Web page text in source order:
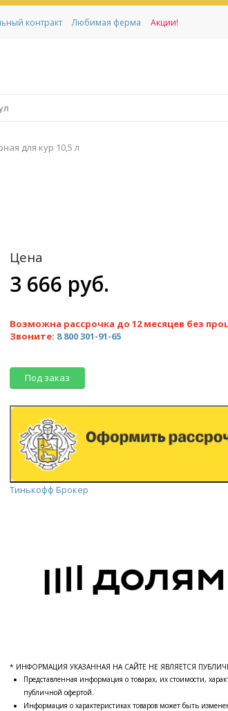
контракт Любимая ферма Акции!
для кур 10,5 л
Цена
3 666 руб.
Возможна рассрочка до 12 месяцев без
Звоните: 8 800 301-91-65
Под заказ
Тинькофф Брокер
* ИНФОРМАЦИЯ УКАЗАННАЯ НА САЙТЕ НЕ ЯВЛЯЕТСЯ
Представленная информация о товарах, их стоимости,
публичной офертой.
Информация о характеристиках товаров может быть